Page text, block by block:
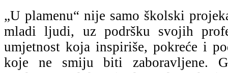
„U plamenu“ nije samo školski
mladi ljudi, uz podršku svojih
umjetnost koja inspiriše, pokreće i
koje ne smiju biti zaboravljene.